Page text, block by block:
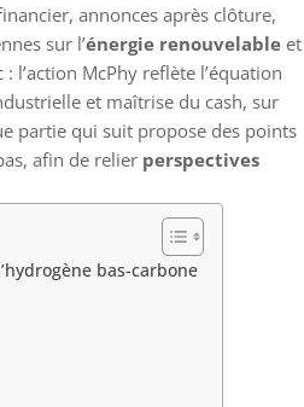
annonces après clôture,
sur l’énergie renouvelable et
McPhy reflète l’équation
et maîtrise du cash, sur
partie qui suit propose des points
afin de relier perspectives
bas-carbone